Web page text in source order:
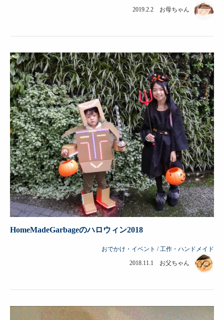
2019.2.2 お母ちゃん
HomeMadeGarbageのハロウィン2018
おでかけ・イベント /工作・ハンドメイド
2018.11.1 お父ちゃん